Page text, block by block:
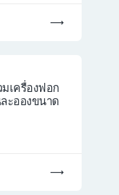
เครื่องฟอก
ะอองขนาด